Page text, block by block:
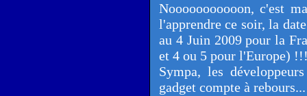
Nooooooooooon, c'est
l'apprendre ce soir, la
au 4 Juin 2009 pour la
et 4 ou 5 pour l'Europe)
Sympa, les
gadget compte à rebours...